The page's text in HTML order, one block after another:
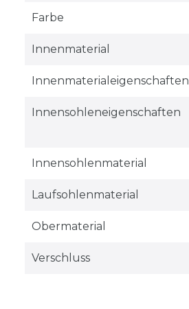
Farbe
Innenmaterial
Innenmaterialeigenschaften
Innensohleneigenschaften
Innensohlenmaterial
Laufsohlenmaterial
Obermaterial
Verschluss